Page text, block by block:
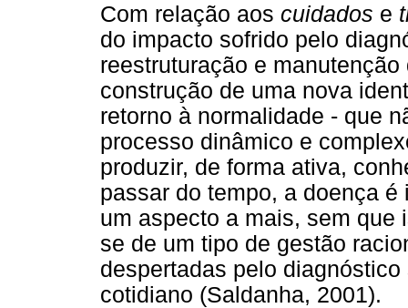
Com relação aos cuidados e
do impacto sofrido pelo
reestruturação e
construção de uma nova
retorno à normalidade - que
processo dinâmico e
produzir, de forma ativa,
passar do tempo, a doença
um aspecto a mais, sem que
se de um tipo de gestão
despertadas pelo
cotidiano (Saldanha, 2001).